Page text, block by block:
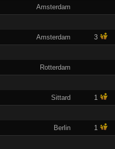
Amsterdam
Amsterdam 3
Rotterdam
Sittard 1
Berlin 1